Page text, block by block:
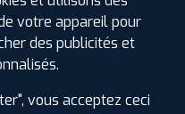
de contrôle)
votre appareil pour
des publicités et
vous acceptez ceci